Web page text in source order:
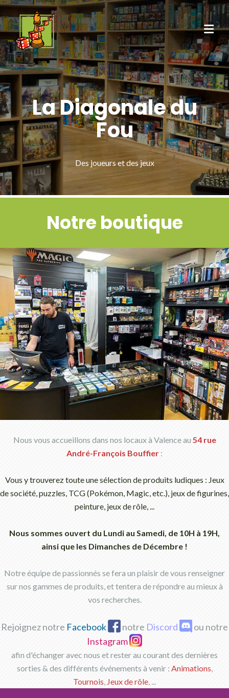
La Diagonale du
Fou
Des joueurs et des jeux
Notre boutique
Nous vous accueillons dans nos locaux à Valence au54 rue
André-François Bouffier :
Vous y trouverez toute une sélection de produits ludiques : Jeux
de société, puzzles, TCG (Pokémon, Magic, etc.), jeux de figurines,
peinture, jeux de rôle, ...
Nous sommes ouvert du Lundi au Samedi, de 10H à 19H,
ainsi que les Dimanches de Décembre !
Notre équipe de passionnés se fera un plaisir de vous renseigner
sur nos gammes de produits, et tentera de répondre au mieux à
vos recherches.
Rejoignez notre Facebook notre Discord
ou notre
Instagram
afin d'échanger avec nous et rester au courant des dernières
sorties & des différents événements à venir : Animations,
Tournois, Jeux de rôle, ...